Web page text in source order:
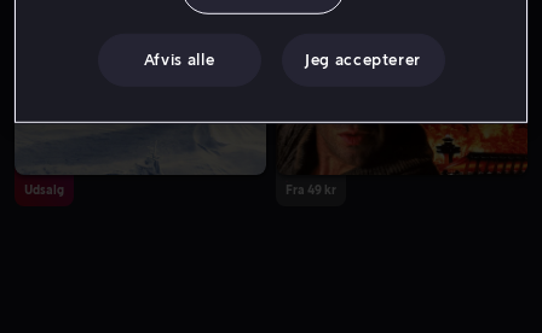
Fra 59 kr
Udsalg Fra 49 kr
Afvis alle Jeg accepterer